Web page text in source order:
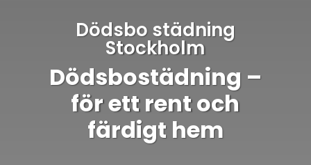
Dödsbo städning
Stockholm
Dödsbostädning –
för ett rent och
färdigt hem